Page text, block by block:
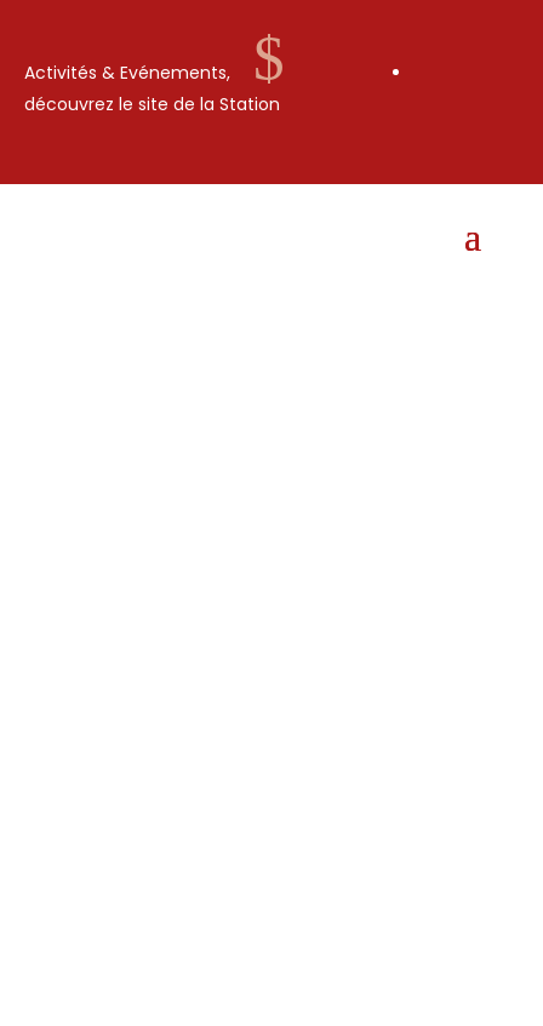
$
Activités & Evénements,
découvrez le site de la Station